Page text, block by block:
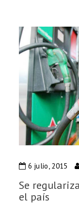
6 julio, 2015
Se
el país